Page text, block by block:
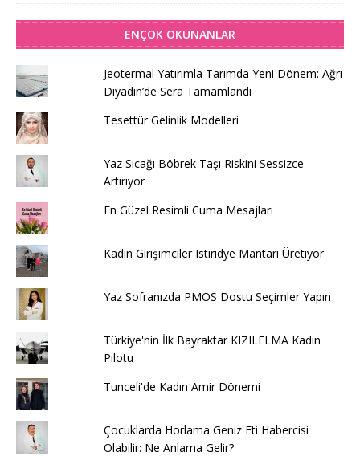
ENÇOK OKUNANLAR
Jeotermal Yatırımla Tarımda Yeni Dönem: Ağrı
Diyadin’de Sera Tamamlandı
Tesettür Gelinlik Modelleri
Yaz Sıcağı Böbrek Taşı Riskini Sessizce
Artırıyor
En Güzel Resimli Cuma Mesajları
Kadın Girişimciler Istiridye Mantarı Üretiyor
Yaz Sofranızda PMOS Dostu Seçimler Yapın
Türkiye'nin İlk Bayraktar KIZILELMA Kadın
Pilotu
Tunceli'de Kadın Amir Dönemi
Çocuklarda Horlama Geniz Eti Habercisi
Olabilir: Ne Anlama Gelir?